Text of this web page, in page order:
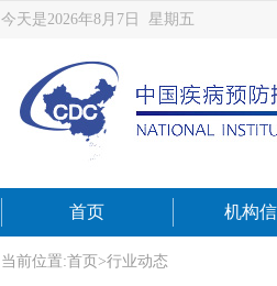
今天是2026年8月7日 星期五
首页 机构
当前位置:首页 >行业动态